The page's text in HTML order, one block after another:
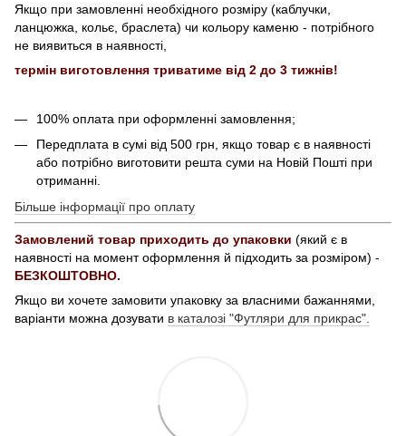
Якщо при замовленні необхідного розміру (каблучки,
ланцюжка, кольє, браслета) чи кольору каменю - потрібного
не виявиться в наявності,
термін виготовлення триватиме від 2 до 3 тижнів!
100% оплата при оформленні замовлення;
Передплата в сумі від 500 грн, якщо товар є в наявності
або потрібно виготовити решта суми на Новій Пошті при
отриманні.
Більше інформації про оплату
Замовлений товар приходить до упаковки (який є в
наявності на момент оформлення й підходить за розміром) -
БЕЗКОШТОВНО.
Якщо ви хочете замовити упаковку за власними бажаннями,
варіанти можна дозувати в каталозі "Футляри для прикрас".